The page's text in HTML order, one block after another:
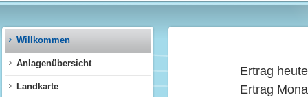
Willkommen
Anlagenübersicht
Landkarte
Ertrag heute
Ertrag